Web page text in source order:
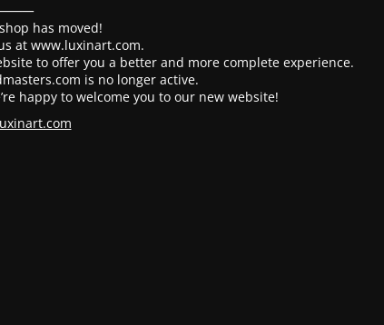
has moved!
at www.luxinart.com.
to offer you a better and more complete experience.
is no longer active.
happy to welcome you to our new website!